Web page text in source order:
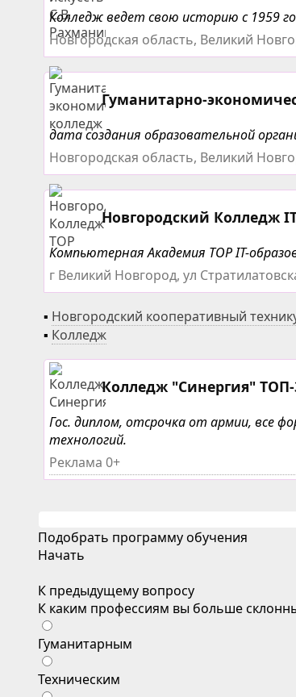
Колледж ведет свою историю с 1959
Новгородская область, Великий
Гуманитарно-
дата создания образовательной
Новгородская область, Великий
Новгородский Колледж
Компьютерная Академия TOP IT-
г Великий Новгород, ул
▪ Новгородский кооперативный
▪ Колледж
Колледж "Синергия" ТОП-
Гос. диплом, отсрочка от армии, все
технологий.
Реклама 0+
Подобрать программу обучения
Начать
К предыдущему вопросу
К каким профессиям вы больше
Гуманитарным
Техническим